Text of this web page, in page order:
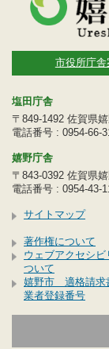
市役所庁舎
塩田庁舎
〒849-1492 佐賀県
電話番号 : 0954-66-
嬉野庁舎
〒843-0392 佐賀県
電話番号 : 0954-43-
サイトマップ
著作権について
ウェブアクセシビ
ついて
嬉野市 適格請求
業者登録番号